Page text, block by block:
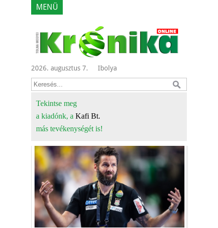
MENÜ
2026. augusztus 7. Ibolya
Tekintse meg
a kiadónk, a Kafi Bt.
más tevékenységét is!